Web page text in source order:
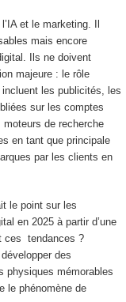
et le marketing. Il
mais encore
Ils ne doivent
majeure : le rôle
les publicités, les
sur les comptes
de recherche
en tant que principale
par les clients en
le point sur les
en 2025 à partir d’une
ces tendances ?
des
physiques mémorables
le phénomène de